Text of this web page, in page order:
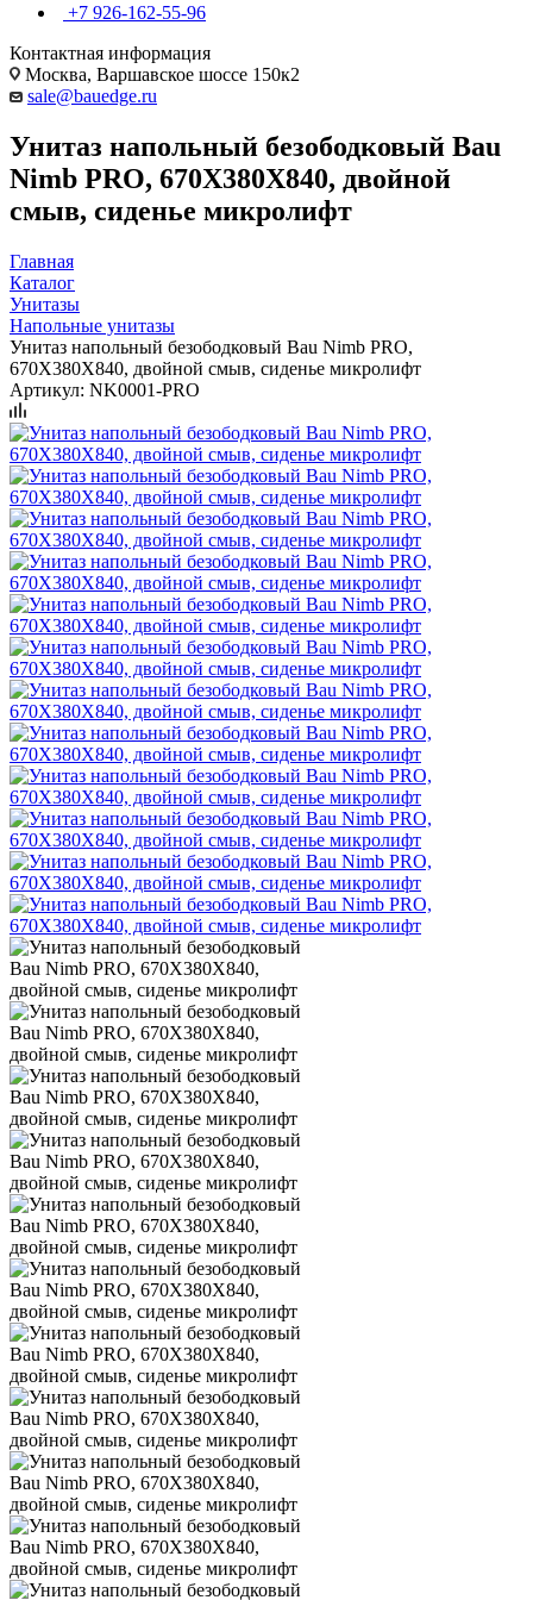
+7 926-162-55-96
Контактная информация
Москва, Варшавское шоссе 150к2
sale@bauedge.ru
Унитаз напольный безободковый Bau
Nimb PRO, 670X380X840, двойной
смыв, сиденье микролифт
Главная
Каталог
Унитазы
Напольные унитазы
Унитаз напольный безободковый Bau Nimb PRO,
670X380X840, двойной смыв, сиденье микролифт
Артикул: NK0001-PRO